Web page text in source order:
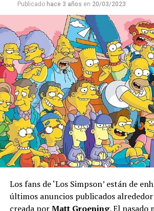
Publicado hace 3 años en 20/03/2023
Los fans de ‘Los Simpson’ están de
últimos anuncios publicados alrededor
creada porMatt Groening. El pasado